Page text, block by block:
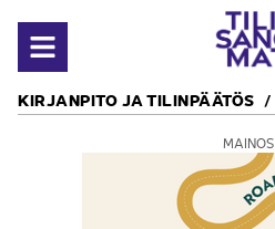
Avaa valikko
KIRJANPITO JA TILINPÄÄTÖS
MAINOS